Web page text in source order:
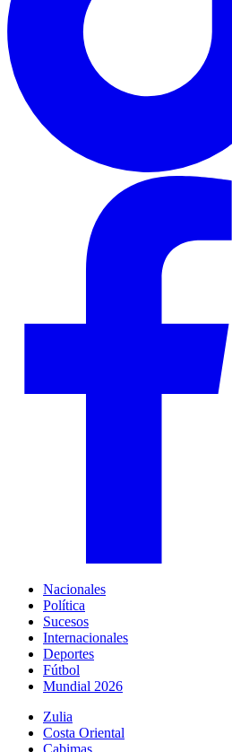
Nacionales
Política
Sucesos
Internacionales
Deportes
Fútbol
Mundial 2026
Zulia
Costa Oriental